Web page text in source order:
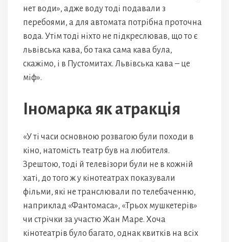
нет води», адже воду тоді подавали з
перебоями, а для автомата потрібна проточна
вода. Утім тоді ніхто не підкреслював, що то є
львівська кава, бо така сама кава була,
скажімо, і в Пустомитах. Львівська кава – це
міф».
Іномарка як атракція
«У ті часи основною розвагою були походи в
кіно, натомість театр був на любителя.
Зрештою, тоді й телевізори були не в кожній
хаті, до того ж у кінотеатрах показували
фільми, які не транслювали по телебаченню,
наприклад «Фантомаса», «Трьох мушкетерів»
чи стрічки за участю Жан Маре. Хоча
кінотеатрів було багато, однак квитків на всіх